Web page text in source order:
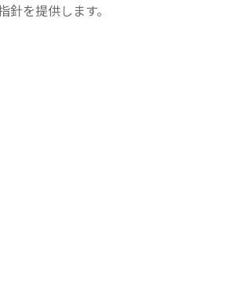
を提供します。